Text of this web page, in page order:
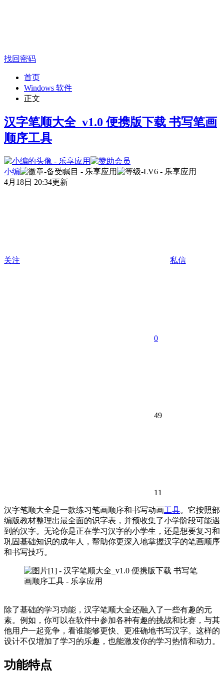
找回密码
首页
Windows 软件
正文
汉字笔顺大全_v1.0 便携版下载 书写笔画
顺序工具
小编
4月18日 20:34更新
关注 私信
0
49
11
汉字笔顺大全是一款练习笔画顺序和书写动画工具。它按照部
编版教材整理出最全面的识字表，并预收集了小学阶段可能遇
到的汉字。无论你是正在学习汉字的小学生，还是想要复习和
巩固基础知识的成年人，帮助你更深入地掌握汉字的笔画顺序
和书写技巧。
除了基础的学习功能，汉字笔顺大全还融入了一些有趣的元
素。例如，你可以在软件中参加各种有趣的挑战和比赛，与其
他用户一起竞争，看谁能够更快、更准确地书写汉字。这样的
设计不仅增加了学习的乐趣，也能激发你的学习热情和动力。
功能特点